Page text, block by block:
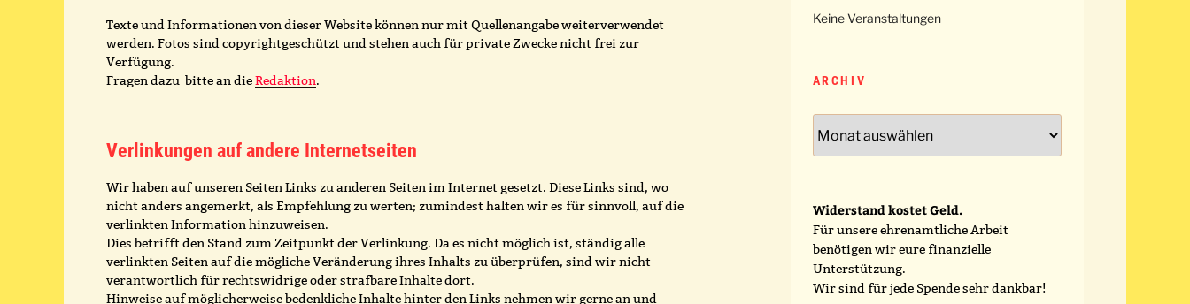
Texte und Informationen von dieser Website können nur mit Quellenangabe weiterverwendet
werden. Fotos sind copyrightgeschützt und stehen auch für private Zwecke nicht frei zur
Verfügung.
Fragen dazu bitte an dieRedaktion.
Verlinkungen auf andere Internetseiten
Wir haben auf unseren Seiten Links zu anderen Seiten im Internet gesetzt. Diese Links sind, wo
nicht anders angemerkt, als Empfehlung zu werten; zumindest halten wir es für sinnvoll, auf die
verlinkten Information hinzuweisen.
Dies betrifft den Stand zum Zeitpunkt der Verlinkung. Da es nicht möglich ist, ständig alle
verlinkten Seiten auf die mögliche Veränderung ihres Inhalts zu überprüfen, sind wir nicht
verantwortlich für rechtswidrige oder strafbare Inhalte dort.
Hinweise auf möglicherweise bedenkliche Inhalte hinter den Links nehmen wir gerne an und
Keine Veranstaltungen
ARCHIV
Widerstand kostet Geld.
Für unsere ehrenamtliche Arbeit
benötigen wir eure finanzielle
Unterstützung.
Wir sind für jede Spende sehr dankbar!